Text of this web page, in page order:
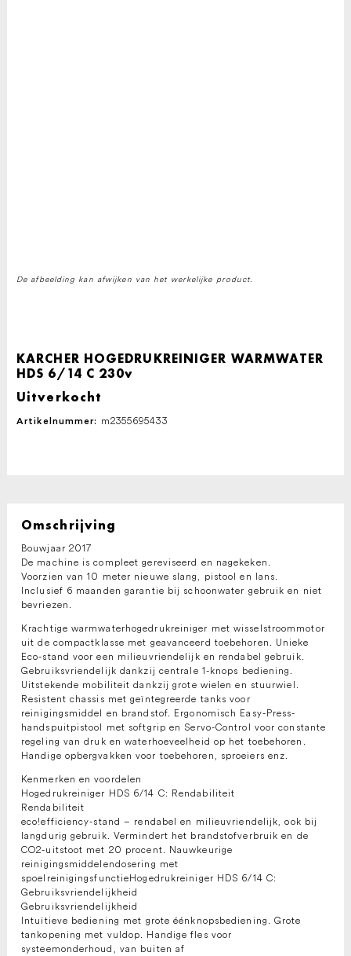
De afbeelding kan afwijken van het werkelijke product.
KARCHER HOGEDRUKREINIGER WARMWATER
HDS 6/14 C 230v
Uitverkocht
Artikelnummer: m2355695433
Omschrijving
Bouwjaar 2017
De machine is compleet gereviseerd en nagekeken.
Voorzien van 10 meter nieuwe slang, pistool en lans.
Inclusief 6 maanden garantie bij schoonwater gebruik en niet
bevriezen.
Krachtige warmwaterhogedrukreiniger met wisselstroommotor
uit de compactklasse met geavanceerd toebehoren. Unieke
Eco-stand voor een milieuvriendelijk en rendabel gebruik.
Gebruiksvriendelijk dankzij centrale 1-knops bediening.
Uitstekende mobiliteit dankzij grote wielen en stuurwiel.
Resistent chassis met geïntegreerde tanks voor
reinigingsmiddel en brandstof. Ergonomisch Easy-Press-
handspuitpistool met softgrip en Servo-Control voor constante
regeling van druk en waterhoeveelheid op het toebehoren.
Handige opbergvakken voor toebehoren, sproeiers enz.
Kenmerken en voordelen
Hogedrukreiniger HDS 6/14 C: Rendabiliteit
Rendabiliteit
eco!efficiency-stand – rendabel en milieuvriendelijk, ook bij
langdurig gebruik. Vermindert het brandstofverbruik en de
CO2-uitstoot met 20 procent. Nauwkeurige
reinigingsmiddelendosering met
spoelreinigingsfunctieHogedrukreiniger HDS 6/14 C:
Gebruiksvriendelijkheid
Gebruiksvriendelijkheid
Intuïtieve bediening met grote éénknopsbediening. Grote
tankopening met vuldop. Handige fles voor
systeemonderhoud, van buiten af